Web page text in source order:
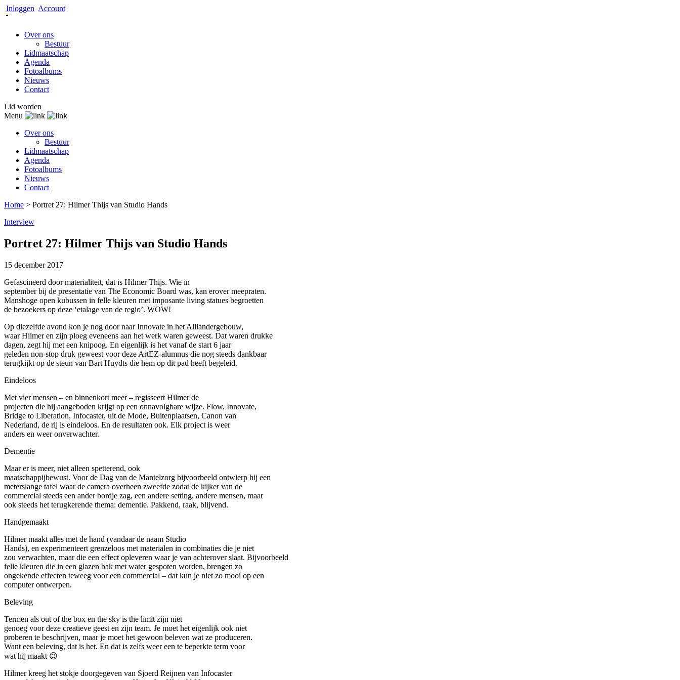
Inloggen Account
Over ons
Bestuur
Lidmaatschap
Agenda
Fotoalbums
Nieuws
Contact
Lid worden
Menu
Over ons
Bestuur
Lidmaatschap
Agenda
Fotoalbums
Nieuws
Contact
Home > Portret 27: Hilmer Thijs van Studio Hands
Interview
Portret 27: Hilmer Thijs van Studio Hands
15 december 2017
Gefascineerd door materialiteit, dat is Hilmer Thijs. Wie in
september bij de presentatie van The Economic Board was, kan erover meepraten.
Manshoge open kubussen in felle kleuren met imposante living statues begroetten
de bezoekers op deze ‘etalage van de regio’. WOW!
Op diezelfde avond kon je nog door naar Innovate in het Alliandergebouw,
waar Hilmer en zijn ploeg eveneens aan het werk waren geweest. Dat waren drukke
dagen, zegt hij met een knipoog. En eigenlijk is het vanaf de start 6 jaar
geleden non-stop druk geweest voor deze ArtEZ-alumnus die nog steeds dankbaar
terugkijkt op de steun van Bart Huydts die hem op dit pad heeft begeleid.
Eindeloos
Met vier mensen – en binnenkort meer – regisseert Hilmer de
projecten die hij aangeboden krijgt op een onnavolgbare wijze. Flow, Innovate,
Bridge to Liberation, Infocaster, uit de Mode, Buitenplaatsen, Canon van
Nederland, de rij is eindeloos. En de resultaten ook. Elk project is weer
anders en weer onverwachter.
Dementie
Maar er is meer, niet alleen spetterend, ook
maatschappijbewust. Voor de Dag van de Mantelzorg bijvoorbeeld ontwierp hij een
meterslange tafel waar de camera overheen zweefde zodat de kijker van de
commercial steeds een ander bordje zag, een andere setting, andere mensen, maar
ook steeds het terugkerende thema: dementie. Pakkend, raak, blijvend.
Handgemaakt
Hilmer maakt alles met de hand (vandaar de naam Studio
Hands), en experimenteert grenzeloos met materialen in combinaties die je niet
zou verwachten, maar die een effect opleveren waar je van achterover slaat. Bijvoorbeeld
felle kleuren die in een glazen bak met water gespoten worden, brengen zo
ongekende effecten teweeg voor een commercial – dat kun je niet zo mooi op een
computer ontwerpen.
Beleving
Termen als out of the box en the sky is the limit zijn niet
genoeg voor deze creatieve geest en zijn team. Je moet het eigenlijk ook niet
proberen te beschrijven, maar je moet het gewoon beleven wat ze produceren.
Want een beleving, dat is het. En dat is zelfs weer een te beperkte term voor
wat hij maakt 😉
Hilmer kreeg het stokje doorgegeven van Sjoerd Reijnen van Infocaster